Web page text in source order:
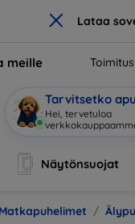
× Lataa
meille
Tarvitsetko
O|
Näytönsuojat
Matkapuhelimet